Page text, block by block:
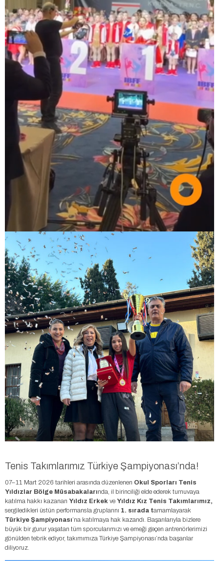
Tenis Takımlarımız Türkiye Şampiyonası’nda!
07–11 Mart 2026 tarihleri arasında düzenlenen Okul Sporları Tenis
Yıldızlar Bölge Müsabakalarında, il birinciliği elde ederek turnuvaya
katılma hakkı kazanan Yıldız Erkek ve Yıldız Kız Tenis Takımlarımız,
sergiledikleri üstün performansla gruplarını 1. sırada tamamlayarak
Türkiye Şampiyonası’na katılmaya hak kazandı. Başarılarıyla bizlere
büyük bir gurur yaşatan tüm sporcularımızı ve emeği geçen antrenörlerimizi
gönülden tebrik ediyor, takımımıza Türkiye Şampiyonası’nda başarılar
diliyoruz.